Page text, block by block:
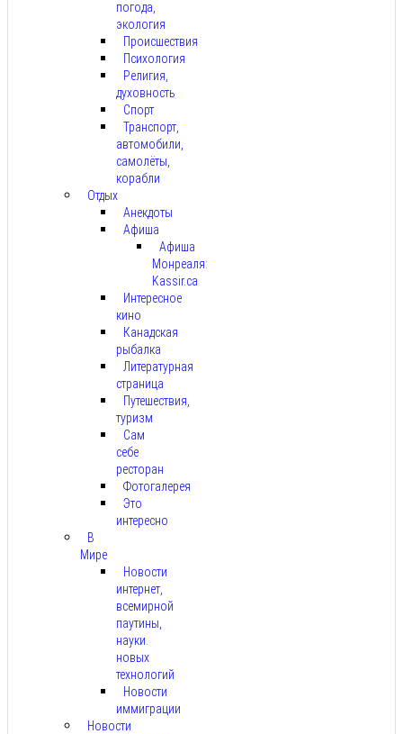
погода,
экология
Происшествия
Психология
Религия,
духовность
Спорт
Транспорт,
автомобили,
самолёты,
корабли
Отдых
Анекдоты
Афиша
Афиша
Монреаля:
Kassir.ca
Интересное
кино
Канадская
рыбалка
Литературная
страница
Путешествия,
туризм
Сам
себе
ресторан
Фотогалерея
Это
интересно
В
Мире
Новости
интернет,
всемирной
паутины,
науки.
новых
технологий
Новости
иммиграции
Новости